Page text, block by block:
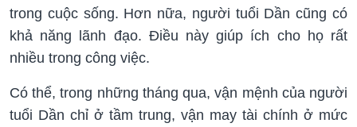
trong cuộc sống. Hơn nữa, người tuổi Dần cũng có
khả năng lãnh đạo. Điều này giúp ích cho họ rất
nhiều trong công việc.
Có thể, trong những tháng qua, vận mệnh của người
tuổi Dần chỉ ở tầm trung, vận may tài chính ở mức